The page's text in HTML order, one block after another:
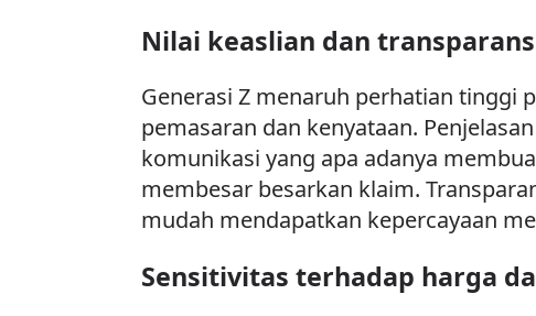
Nilai keaslian dan
Generasi Z menaruh perhatian tinggi
pemasaran dan kenyataan.
komunikasi yang apa adanya
membesar besarkan klaim.
mudah mendapatkan kepercayaan
Sensitivitas terhadap harga